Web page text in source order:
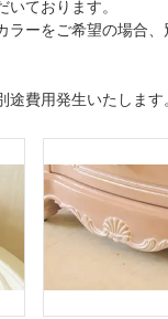
いております。
ラーをご希望の場合
費用発生いたします